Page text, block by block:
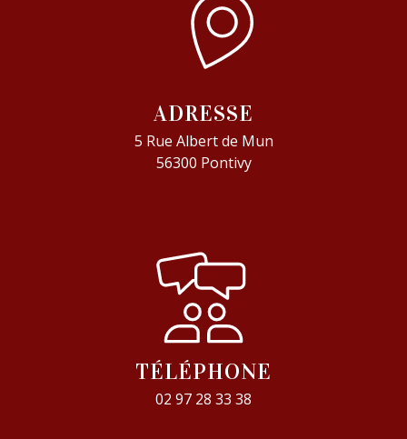
ADRESSE
5 Rue Albert de Mun
56300 Pontivy
TÉLÉPHONE
02 97 28 33 38